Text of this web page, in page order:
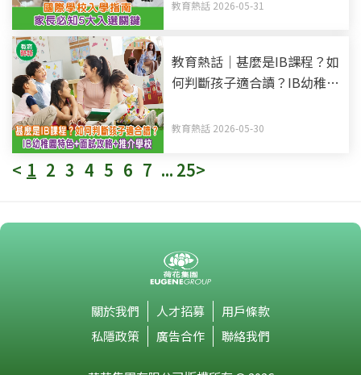
教育熱話 2026-05-31
教育熱話｜甚麼是IB課程？如
何判斷孩子適合讀？IB幼稚園
教育熱話 2026-05-30
< 1 2 3 4 5 6 7 ... 25>
關於我們 人才招募
用戶條款
私隱政策
廣告合作 聯絡我們